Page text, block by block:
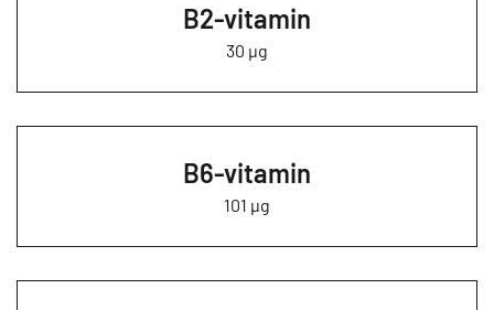
B2-vitamin
30 µg
B6-vitamin
101 µg